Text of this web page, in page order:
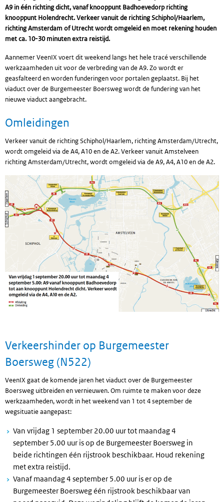
A9 in één richting dicht, vanaf knooppunt Badhoevedorp richting
knooppunt Holendrecht. Verkeer vanuit de richting Schiphol/Haarlem,
richting Amsterdam of Utrecht wordt omgeleid en moet rekening houden
met ca. 10-30 minuten extra reistijd.
Aannemer VeenIX voert dit weekend langs het hele tracé verschillende
werkzaamheden uit voor de verbreding van de A9. Zo wordt er
geasfalteerd en worden funderingen voor portalen geplaatst. Bij het
viaduct over de Burgemeester Boersweg wordt de fundering van het
nieuwe viaduct aangebracht.
Omleidingen
Verkeer vanuit de richting Schiphol/Haarlem, richting Amsterdam/Utrecht,
wordt omgeleid via de A4, A10 en de A2. Verkeer vanuit Amstelveen
richting Amsterdam/Utrecht, wordt omgeleid via de A9, A4, A10 en de A2.
Verkeershinder op Burgemeester
Boersweg (N522)
VeenIX gaat de komende jaren het viaduct over de Burgemeester
Boersweg uitbreiden en vernieuwen. Om ruimte te maken voor deze
werkzaamheden, wordt in het weekend van 1 tot 4 september de
wegsituatie aangepast:
Van vrijdag 1 september 20.00 uur tot maandag 4
september 5.00 uur is op de Burgemeester Boersweg in
beide richtingen één rijstrook beschikbaar. Houd rekening
met extra reistijd.
Vanaf maandag 4 september 5.00 uur is er op de
Burgemeester Boersweg één rijstrook beschikbaar van